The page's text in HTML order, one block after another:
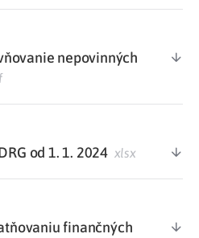
nepovinných
od 1. 1. 2024 xlsx
finančných